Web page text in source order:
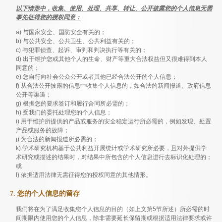
以下情形中，收集、使用、处理、共享、转让、公开披露您的个人信息无需
事先征得您的授权同意：
a) 与国家安全、国防安全有关的；
b) 与公共安全、公共卫生、公共利益有关的；
c) 与犯罪侦查、起诉、审判和判决执行等有关的；
d) 出于维护您或其他个人的生命、财产等重大合法权益但又很难得到本人
同意的；
e) 您自行向社会公众公开或者其他已经合法公开的个人信息；
f) 从合法公开披露的信息中收集个人信息的，如合法的新闻报道、政府信息
公开等渠道；
g) 根据您的要求签订和履行合同所必需的；
h) 受我们的委托处理您的个人信息；
i) 用于维护所提供的产品或服务的安全稳定运行所必需的，例如发现、处置
产品或服务的故障；
j) 为合法的新闻报道所必需的；
k) 学术研究机构基于公共利益开展统计或学术研究所必要，且对外提供学
术研究或描述的结果时，对结果中所包含的个人信息进行去标识化处理的；
或
l) 依据适用法律无需征得您的授权同意的其他情形。
7. 您的个人信息的留存
我们将在为了满足收集您个人信息的目的（如上文第5节所述）所必需的时
间期限内使用您的个人信息，除非需要延长保留期或根据适用法律要求或许